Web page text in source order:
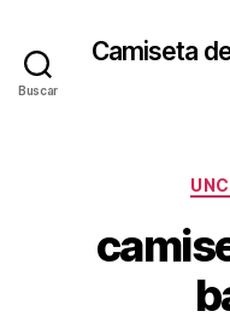
Buscar
Camiseta